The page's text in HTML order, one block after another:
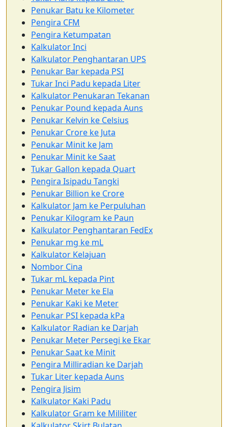
Penukar Batu ke Kilometer
Pengira CFM
Pengira Ketumpatan
Kalkulator Inci
Kalkulator Penghantaran UPS
Penukar Bar kepada PSI
Tukar Inci Padu kepada Liter
Kalkulator Penukaran Tekanan
Penukar Pound kepada Auns
Penukar Kelvin ke Celsius
Penukar Crore ke Juta
Penukar Minit ke Jam
Penukar Minit ke Saat
Tukar Gallon kepada Quart
Pengira Isipadu Tangki
Penukar Billion ke Crore
Kalkulator Jam ke Perpuluhan
Penukar Kilogram ke Paun
Kalkulator Penghantaran FedEx
Penukar mg ke mL
Kalkulator Kelajuan
Nombor Cina
Tukar mL kepada Pint
Penukar Meter ke Ela
Penukar Kaki ke Meter
Penukar PSI kepada kPa
Kalkulator Radian ke Darjah
Penukar Meter Persegi ke Ekar
Penukar Saat ke Minit
Pengira Milliradian ke Darjah
Tukar Liter kepada Auns
Pengira Jisim
Kalkulator Kaki Padu
Kalkulator Gram ke Mililiter